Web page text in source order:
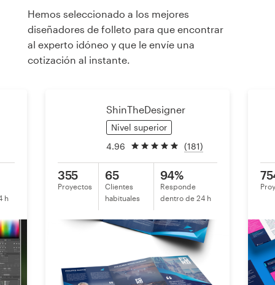
Hemos seleccionado a los mejores
diseñadores de folleto para que encontrar
al experto idóneo y que le envíe una
cotización al instante.
h
ShinTheDesigner
Nivel superior
4.96
(181)
355
Proyectos
65
Clientes
habituales
94%
Responde
dentro de 24 h
Recursos